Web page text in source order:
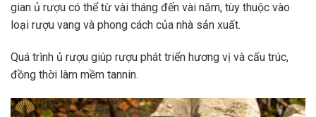
gian ủ rượu có thể từ vài tháng đến vài năm, tùy thuộc vào
loại rượu vang và phong cách của nhà sản xuất.
Quá trình ủ rượu giúp rượu phát triển hương vị và cấu trúc,
đồng thời làm mềm tannin.